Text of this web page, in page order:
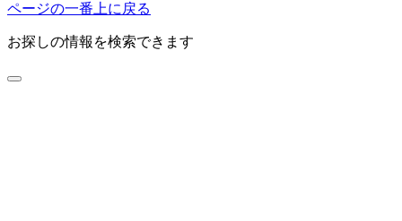
ページの一番上に戻る
お探しの情報を検索できます